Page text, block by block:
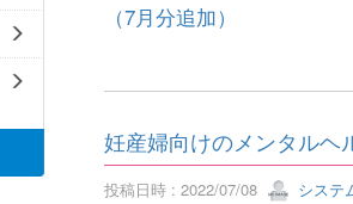
（7月分追加）
妊産婦向けのメンタルヘ
投稿日時 : 2022/07/08 システ